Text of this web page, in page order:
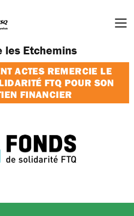
les Etchemins
ACTES REMERCIE LE
FTQ POUR SON
FINANCIER